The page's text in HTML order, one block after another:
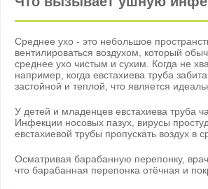
Среднее ухо - это небольшое
вентилироваться воздухом, который
среднее ухо чистым и сухим. Когда не
например, когда евстахиева труба
застойной и теплой, что является
У детей и младенцев евстахиева труба
Инфекции носовых пазух, вирусы
евстахиевой трубы пропускать воздух в
Осматривая барабанную перепонку,
что барабанная перепонка отёчная и